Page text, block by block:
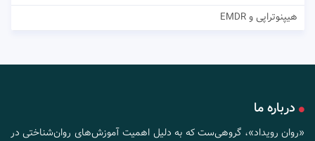
هیپنوتراپی و EMDR
درباره ما
«روان رویداد»، گروهی‌ست که به دلیل اهمیت آموزش‌های روان‌شناختی در